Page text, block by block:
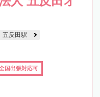
五反田駅
国出張対応可